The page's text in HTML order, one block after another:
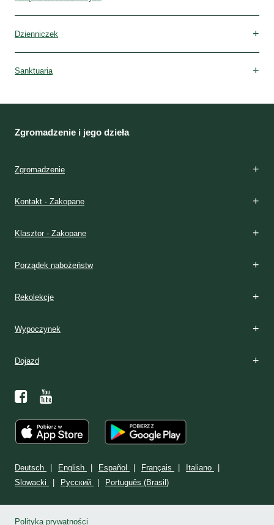
Dzienniczek
Sanktuaria
Zgromadzenie i jego dzieła
Zgromadzenie
Kontakt - Zakopane
Klasztor - Zakopane
Porządek nabożeństw
Rekolekcje
Wypoczynek
Dojazd
Deutsch English Español Français
Italiano
Slowacki
Ρусский Português (Brasil)
Polityka prywatności